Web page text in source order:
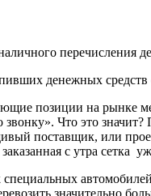
перечисления
денежных средств
позиции на рынке
Что это
поставщик, или
с утра сетка
специальных
значительно